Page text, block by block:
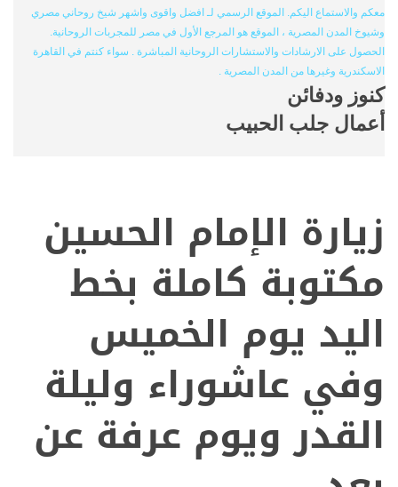
معكم والاستماع اليكم. الموقع الرسمي لـ افضل واقوى واشهر شيخ روحاني مصري
وشيوخ المدن المصرية ، الموقع هو المرجع الأول في مصر للمجربات الروحانية.
الحصول على الارشادات والاستشارات الروحانية المباشرة . سواء كنتم في القاهرة
الاسكندرية وغيرها من المدن المصرية .
كنوز ودفائن
أعمال جلب الحبيب
زيارة الإمام الحسين
مكتوبة كاملة بخط
اليد يوم الخميس
وفي عاشوراء وليلة
القدر ويوم عرفة عن